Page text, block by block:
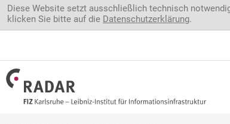
Direkt zum Inhalt
Diese Website setzt ausschließlich technisch
klicken Sie bitte auf die Datenschutzerklärung.